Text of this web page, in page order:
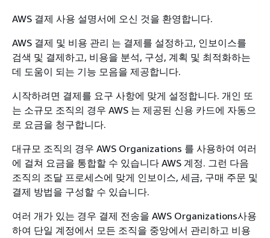
AWS 결제 사용 설명서에 오신 것을 환영합니다.
AWS 결제 및 비용 관리 는 결제를 설정하고, 인보이스를
검색 및 결제하고, 비용을 분석, 구성, 계획 및 최적화하는
데 도움이 되는 기능 모음을 제공합니다.
시작하려면 결제를 요구 사항에 맞게 설정합니다. 개인 또
는 소규모 조직의 경우 AWS 는 제공된 신용 카드에 자동으
로 요금을 청구합니다.
대규모 조직의 경우 AWS Organizations 를 사용하여 여러
에 걸쳐 요금을 통합할 수 있습니다 AWS 계정. 그런 다음
조직의 조달 프로세스에 맞게 인보이스, 세금, 구매 주문 및
결제 방법을 구성할 수 있습니다.
여러 개가 있는 경우 결제 전송을 AWS Organizations사용
하여 단일 계정에서 모든 조직을 중앙에서 관리하고 비용